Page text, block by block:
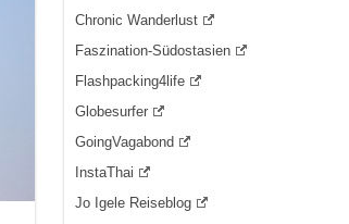
Chronic Wanderlust
Faszination-Südostasien
Flashpacking4life
Globesurfer
GoingVagabond
InstaThai
Jo Igele Reiseblog